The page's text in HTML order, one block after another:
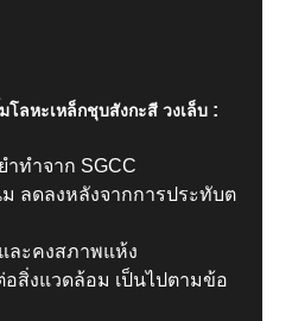
โลหะเหล็กชุบสังกะสี วงเล็บ :
ทำจาก SGCC
ลดลงหลังจากการประทับต
ละคงสภาพแห้ง
สิ่งแวดล้อม เป็นไปตามข้อ